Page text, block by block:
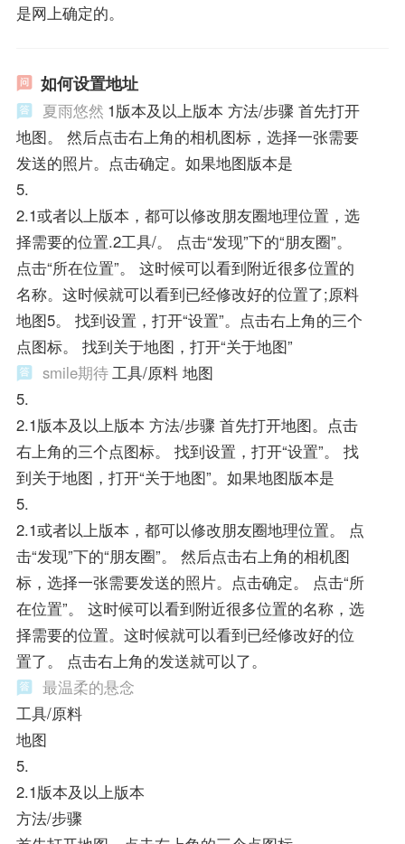
是网上确定的。
如何设置地址
夏雨悠然 1版本及以上版本 方法/步骤 首先打开
地图。 然后点击右上角的相机图标，选择一张需要
发送的照片。点击确定。如果地图版本是
5.
2.1或者以上版本，都可以修改朋友圈地理位置，选
择需要的位置.2工具/。 点击“发现”下的“朋友圈”。
点击“所在位置”。 这时候可以看到附近很多位置的
名称。这时候就可以看到已经修改好的位置了;原料
地图5。 找到设置，打开“设置”。点击右上角的三个
点图标。 找到关于地图，打开“关于地图”
smile期待工具/原料 地图
5.
2.1版本及以上版本 方法/步骤 首先打开地图。点击
右上角的三个点图标。 找到设置，打开“设置”。 找
到关于地图，打开“关于地图”。如果地图版本是
5.
2.1或者以上版本，都可以修改朋友圈地理位置。 点
击“发现”下的“朋友圈”。 然后点击右上角的相机图
标，选择一张需要发送的照片。点击确定。 点击“所
在位置”。 这时候可以看到附近很多位置的名称，选
择需要的位置。这时候就可以看到已经修改好的位
置了。 点击右上角的发送就可以了。
最温柔的悬念
工具/原料
地图
5.
2.1版本及以上版本
方法/步骤